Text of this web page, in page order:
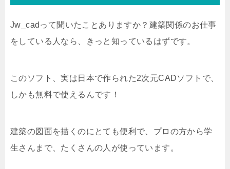
Jw_cadって聞いたことありますか？建築関係のお仕事
をしている人なら、きっと知っているはずです。
このソフト、実は日本で作られた2次元CADソフトで、
しかも無料で使えるんです！
建築の図面を描くのにとても便利で、プロの方から学
生さんまで、たくさんの人が使っています。